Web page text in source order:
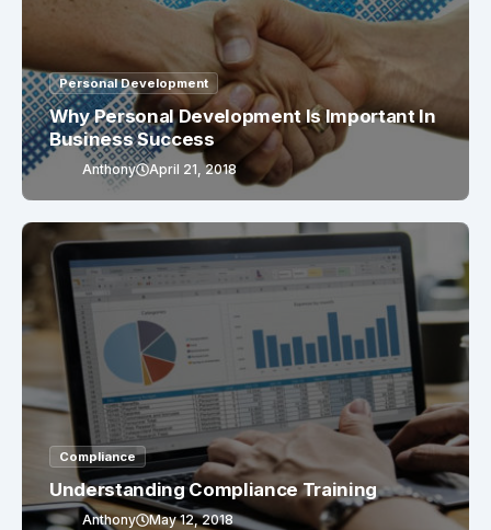
Personal Development
Why Personal Development Is Important In
Business Success
Anthony April 21, 2018
Compliance
Understanding Compliance Training
Anthony May 12, 2018